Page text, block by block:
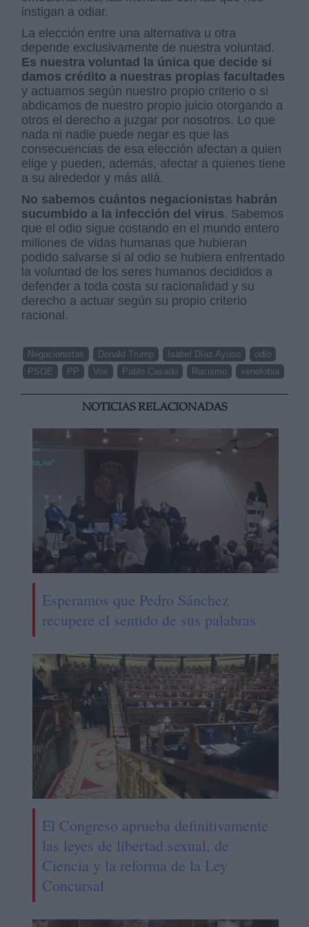
instigan a odiar.
La elección entre una alternativa u otra
depende exclusivamente de nuestra voluntad.
Es nuestra voluntad la única que decide si
damos crédito a nuestras propias facultades
y actuamos según nuestro propio criterio o si
abdicamos de nuestro propio juicio otorgando a
otros el derecho a juzgar por nosotros. Lo que
nada ni nadie puede negar es que las
consecuencias de esa elección afectan a quien
elige y pueden, además, afectar a quienes tiene
a su alrededor y más allá.
No sabemos cuántos negacionistas habrán
sucumbido a la infección del virus. Sabemos
que el odio sigue costando en el mundo entero
millones de vidas humanas que hubieran
podido salvarse si al odio se hubiera enfrentado
la voluntad de los seres humanos decididos a
defender a toda costa su racionalidad y su
derecho a actuar según su propio criterio
racional.
Negacionistas Donald Trump Isabel Díaz Ayuso
odio
PSOE
PP Vox Pablo Casado Racismo xenofobia
NOTICIAS RELACIONADAS
Esperamos que Pedro Sánchez
recupere el sentido de sus palabras
El Congreso aprueba definitivamente
las leyes de libertad sexual, de
Ciencia y la reforma de la Ley
Concursal